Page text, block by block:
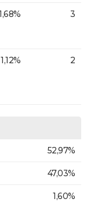
3
1,12% 2
52,97%
47,03%
1,60%